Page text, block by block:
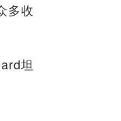
多收
坦